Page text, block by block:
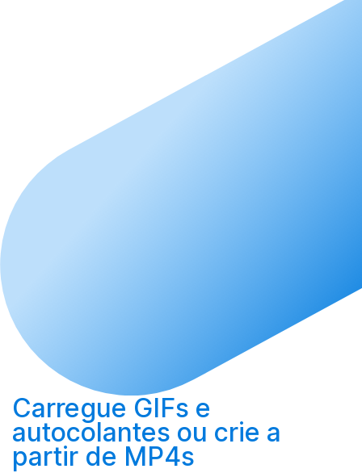
Carregue GIFs e
autocolantes ou crie a
partir de MP4s